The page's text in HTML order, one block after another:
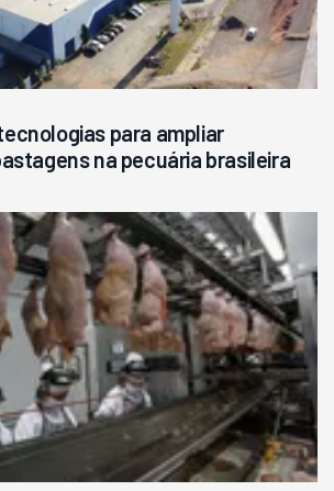
para ampliar
na pecuária brasileira